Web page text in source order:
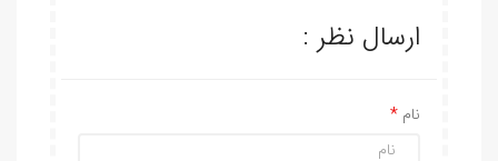
ارسال نظر :
نام